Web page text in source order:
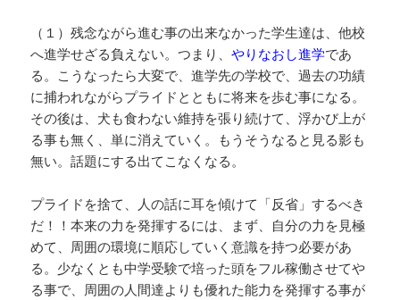
（１）残念ながら進む事の出来なかった学生達は、他校
へ進学せざる負えない。つまり、やりなおし進学であ
る。こうなったら大変で、進学先の学校で、過去の功績
に捕われながらプライドとともに将来を歩む事になる。
その後は、犬も食わない維持を張り続けて、浮かび上が
る事も無く、単に消えていく。もうそうなると見る影も
無い。話題にする出てこなくなる。
プライドを捨て、人の話に耳を傾けて「反省」するべき
だ！！本来の力を発揮するには、まず、自分の力を見極
めて、周囲の環境に順応していく意識を持つ必要があ
る。少なくとも中学受験で培った頭をフル稼働させてや
る事で、周囲の人間達よりも優れた能力を発揮する事が